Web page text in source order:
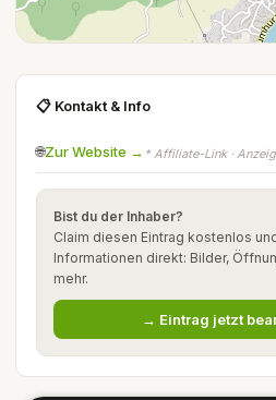
📋 Kontakt & Info
🌐Zur Website → * Affiliate-Link ·
Bist du der Inhaber?
Claim diesen Eintrag kostenlos
Informationen direkt: Bilder,
mehr.
→ Eintrag jetzt